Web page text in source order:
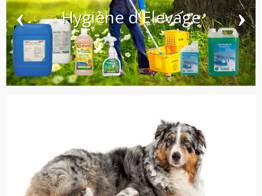
Hygiène d'Elevage
‹ ›